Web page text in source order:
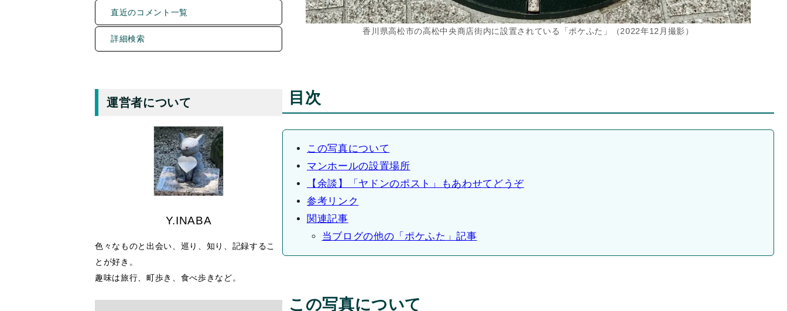
直近のコメント一覧
詳細検索
運営者について
Y.INABA
色々なものと出会い、巡り、知り、記録するこ
とが好き。
趣味は旅行、町歩き、食べ歩きなど。